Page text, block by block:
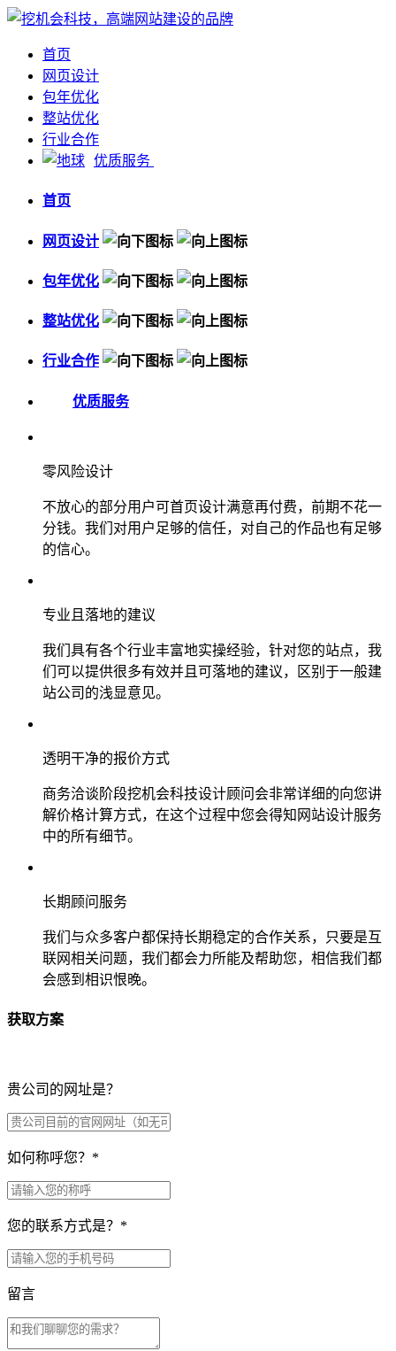
首页
网页设计
包年优化
整站优化
行业合作
优质服务
首页
网页设计
包年优化
整站优化
行业合作
优质服务
零风险设计
不放心的部分用户可首页设计满意再付费，前期不花一
分钱。我们对用户足够的信任，对自己的作品也有足够
的信心。
专业且落地的建议
我们具有各个行业丰富地实操经验，针对您的站点，我
们可以提供很多有效并且可落地的建议，区别于一般建
站公司的浅显意见。
透明干净的报价方式
商务洽谈阶段挖机会科技设计顾问会非常详细的向您讲
解价格计算方式，在这个过程中您会得知网站设计服务
中的所有细节。
长期顾问服务
我们与众多客户都保持长期稳定的合作关系，只要是互
联网相关问题，我们都会力所能及帮助您，相信我们都
会感到相识恨晚。
获取方案
贵公司的网址是？
如何称呼您？ *
您的联系方式是？ *
留言